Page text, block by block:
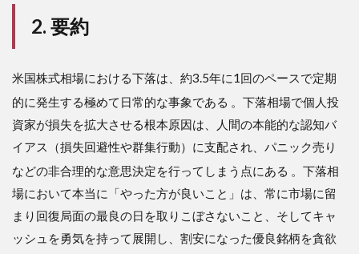
2
説
2.1
下落
相場
ける
投資
家の
心理
状態
2. 要約
米国株式相場における下落は、約3.5年に1回のペースで定期
的に発生する極めて日常的な事象である 。下落相場で個人投
資家が損失を拡大させる根本原因は、人間の本能的な認知バ
イアス（損失回避性や群集行動）に支配され、パニック売り
などの非合理的な意思決定を行ってしまう点にある 。下落相
場において本当に「やった方が良いこと」は、常に市場に留
まり回復局面の最良の日を取りこぼさないこと、そしてキャ
ッシュを勇気を持って展開し、割安になった優良銘柄を貪欲